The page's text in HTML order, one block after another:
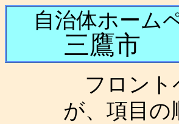
自治体ホー
三鷹市
フロント
が、項目の